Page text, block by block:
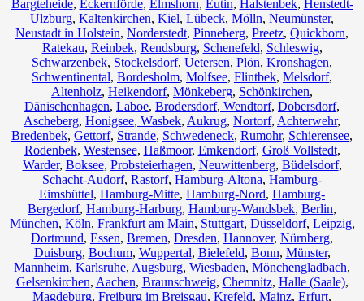
Bargteheide, Eckernförde, Elmshorn, Eutin, Halstenbek, Henstedt-
Ulzburg, Kaltenkirchen, Kiel, Lübeck, Mölln, Neumünster,
Neustadt in Holstein, Norderstedt, Pinneberg, Preetz, Quickborn,
Ratekau, Reinbek, Rendsburg, Schenefeld, Schleswig,
Schwarzenbek, Stockelsdorf, Uetersen, Plön, Kronshagen,
Schwentinental, Bordesholm, Molfsee, Flintbek, Melsdorf,
Altenholz, Heikendorf, Mönkeberg, Schönkirchen,
Dänischenhagen, Laboe, Brodersdorf, Wendtorf, Dobersdorf,
Ascheberg, Honigsee, Wasbek, Aukrug, Nortorf, Achterwehr,
Bredenbek, Gettorf, Strande, Schwedeneck, Rumohr, Schierensee,
Rodenbek, Westensee, Haßmoor, Emkendorf, Groß Vollstedt,
Warder, Boksee, Probsteierhagen, Neuwittenberg, Büdelsdorf,
Schacht-Audorf, Rastorf, Hamburg-Altona, Hamburg-
Eimsbüttel, Hamburg-Mitte, Hamburg-Nord, Hamburg-
Bergedorf, Hamburg-Harburg, Hamburg-Wandsbek, Berlin,
München, Köln, Frankfurt am Main, Stuttgart, Düsseldorf, Leipzig,
Dortmund, Essen, Bremen, Dresden, Hannover, Nürnberg,
Duisburg, Bochum, Wuppertal, Bielefeld, Bonn, Münster,
Mannheim, Karlsruhe, Augsburg, Wiesbaden, Mönchengladbach,
Gelsenkirchen, Aachen, Braunschweig, Chemnitz⁠, Halle (Saale),
Magdeburg, Freiburg im Breisgau, Krefeld, Mainz, Erfurt,